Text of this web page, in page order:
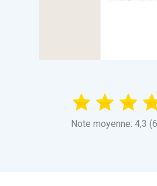
Note moyenne: 4,3